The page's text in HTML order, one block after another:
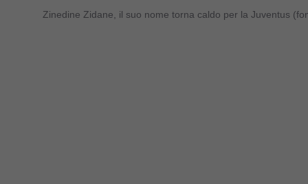
Zinedine Zidane, il suo nome torna caldo per la Juventus